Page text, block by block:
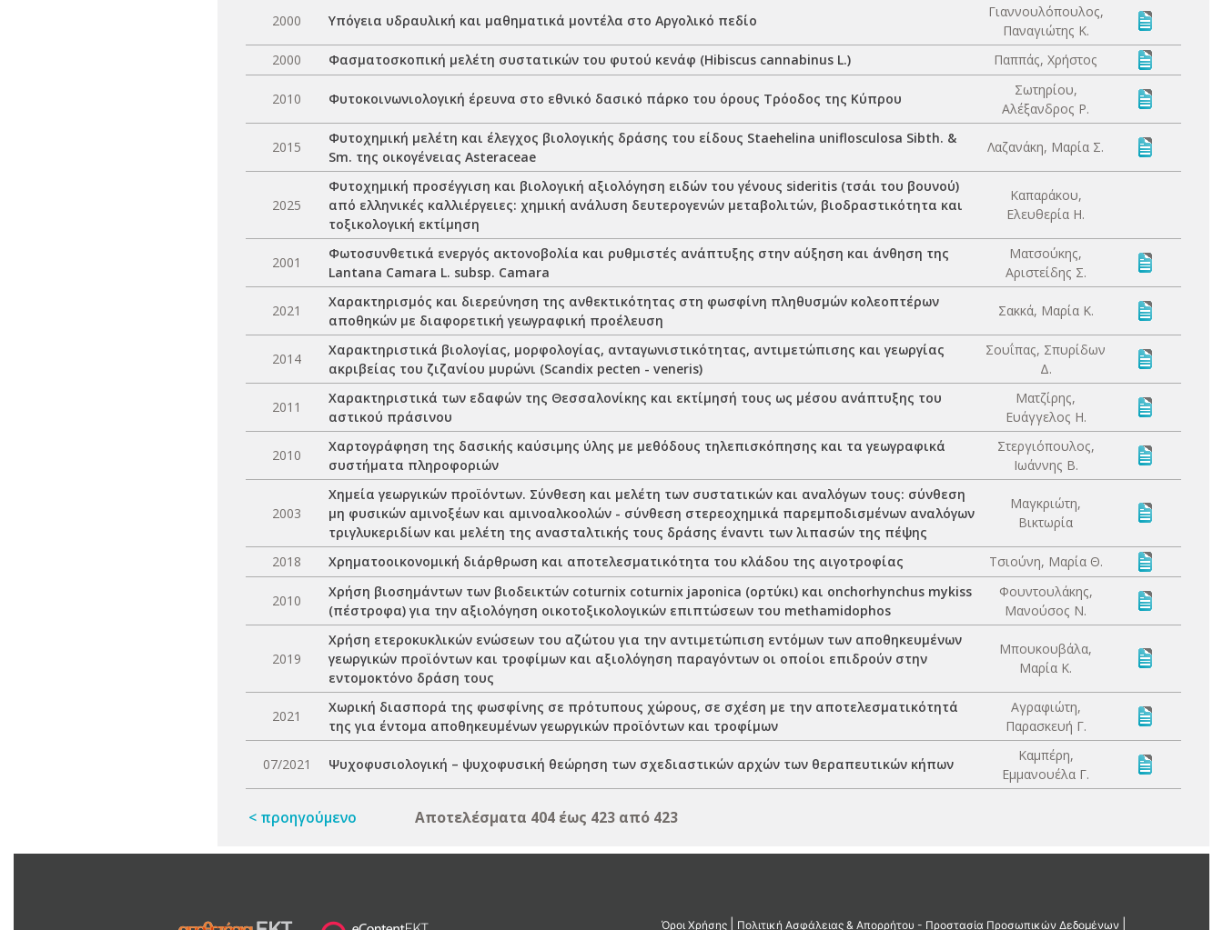
2000 Υπόγεια υδραυλική και μαθηματικά μοντέλα στο Αργολικό πεδίο
Γιαννουλόπουλος,
Παναγιώτης Κ.
2000
Φασματοσκοπική μελέτη συστατικών του φυτού κενάφ (Hibiscus cannabinus L.) Παππάς, Χρήστος
2010 Φυτοκοινωνιολογική έρευνα στο εθνικό δασικό πάρκο του όρους Τρόοδος της Κύπρου
Σωτηρίου,
Αλέξανδρος Ρ.
2015
Φυτοχημική μελέτη και έλεγχος βιολογικής δράσης του είδους Staehelina uniflosculosa Sibth. &
Sm. της οικογένειας Asteraceae
Λαζανάκη, Μαρία Σ.
2025
Φυτοχημική προσέγγιση και βιολογική αξιολόγηση ειδών του γένους sideritis (τσάι του βουνού)
από ελληνικές καλλιέργειες: χημική ανάλυση δευτερογενών μεταβολιτών, βιοδραστικότητα και
τοξικολογική εκτίμηση
Καπαράκου,
Ελευθερία Η.
2001
Φωτοσυνθετικά ενεργός ακτονοβολία και ρυθμιστές ανάπτυξης στην αύξηση και άνθηση της
Lantana Camara L. subsp. Camara
Ματσούκης,
Αριστείδης Σ.
2021
Χαρακτηρισμός και διερεύνηση της ανθεκτικότητας στη φωσφίνη πληθυσμών κολεοπτέρων
αποθηκών με διαφορετική γεωγραφική προέλευση
Σακκά, Μαρία Κ.
2014
Χαρακτηριστικά βιολογίας, μορφολογίας, ανταγωνιστικότητας, αντιμετώπισης και γεωργίας
ακριβείας του ζιζανίου μυρώνι (Scandix pecten - veneris)
Σουΐπας, Σπυρίδων
Δ.
2011
Χαρακτηριστικά των εδαφών της Θεσσαλονίκης και εκτίμησή τους ως μέσου ανάπτυξης του
αστικού πράσινου
Ματζίρης,
Ευάγγελος Η.
2010
Χαρτογράφηση της δασικής καύσιμης ύλης με μεθόδους τηλεπισκόπησης και τα γεωγραφικά
συστήματα πληροφοριών
Στεργιόπουλος,
Ιωάννης Β.
2003
Χημεία γεωργικών προϊόντων. Σύνθεση και μελέτη των συστατικών και αναλόγων τους: σύνθεση
μη φυσικών αμινοξέων και αμινοαλκοολών - σύνθεση στερεοχημικά παρεμποδισμένων αναλόγων
τριγλυκεριδίων και μελέτη της ανασταλτικής τους δράσης έναντι των λιπασών της πέψης
Μαγκριώτη,
Βικτωρία
2018 Χρηματοοικονομική διάρθρωση και αποτελεσματικότητα του κλάδου της αιγοτροφίας Τσιούνη, Μαρία Θ.
2010
Χρήση βιοσημάντων των βιοδεικτών coturnix coturnix japonica (ορτύκι) και onchorhynchus mykiss
(πέστροφα) για την αξιολόγηση οικοτοξικολογικών επιπτώσεων του methamidophos
Φουντουλάκης,
Μανούσος Ν.
2019
Χρήση ετεροκυκλικών ενώσεων του αζώτου για την αντιμετώπιση εντόμων των αποθηκευμένων
γεωργικών προϊόντων και τροφίμων και αξιολόγηση παραγόντων οι οποίοι επιδρούν στην
εντομοκτόνο δράση τους
Μπουκουβάλα,
Μαρία Κ.
2021
Χωρική διασπορά της φωσφίνης σε πρότυπους χώρους, σε σχέση με την αποτελεσματικότητά
της για έντομα αποθηκευμένων γεωργικών προϊόντων και τροφίμων
Αγραφιώτη,
Παρασκευή Γ.
07/2021 Ψυχοφυσιολογική – ψυχοφυσική θεώρηση των σχεδιαστικών αρχών των θεραπευτικών κήπων
Καμπέρη,
Εμμανουέλα Γ.
< προηγούμενο Αποτελέσματα 404 έως 423 από 423